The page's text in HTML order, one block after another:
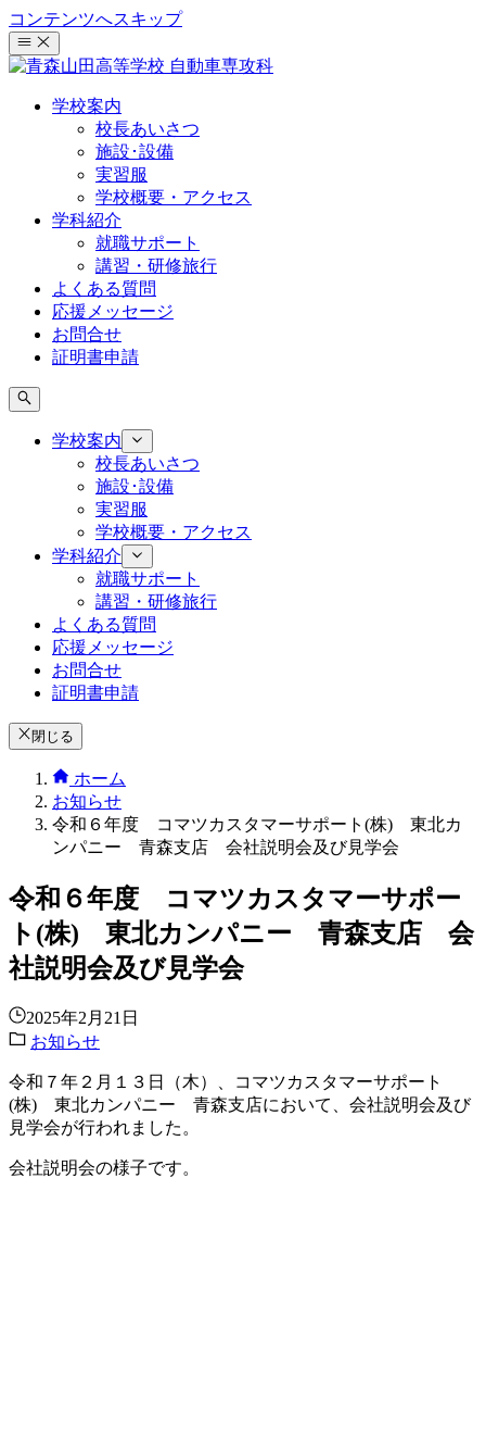
コンテンツへスキップ
学校案内
校長あいさつ
施設･設備
実習服
学校概要・アクセス
学科紹介
就職サポート
講習・研修旅行
よくある質問
応援メッセージ
お問合せ
証明書申請
学校案内
校長あいさつ
施設･設備
実習服
学校概要・アクセス
学科紹介
就職サポート
講習・研修旅行
よくある質問
応援メッセージ
お問合せ
証明書申請
閉じる
ホーム
お知らせ
令和６年度 コマツカスタマーサポート(株) 東北カ
ンパニー 青森支店 会社説明会及び見学会
令和６年度 コマツカスタマーサポー
ト(株) 東北カンパニー 青森支店 会
社説明会及び見学会
2025年2月21日
お知らせ
令和７年２月１３日（木）、コマツカスタマーサポート
(株) 東北カンパニー 青森支店において、会社説明会及び
見学会が行われました。
会社説明会の様子です。